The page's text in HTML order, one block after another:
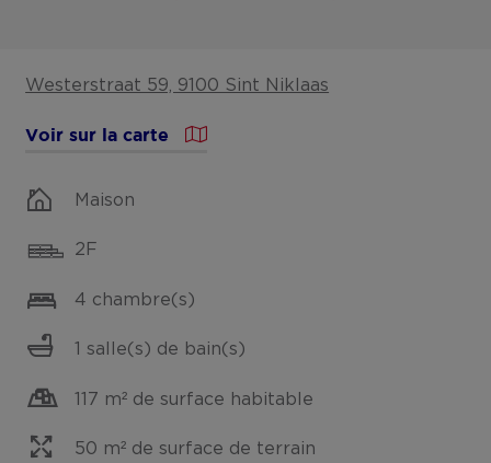
Westerstraat 59, 9100 Sint Niklaas
Voir sur la carte
Maison
2F
4 chambre(s)
1 salle(s) de bain(s)
117 m² de surface habitable
50 m² de surface de terrain